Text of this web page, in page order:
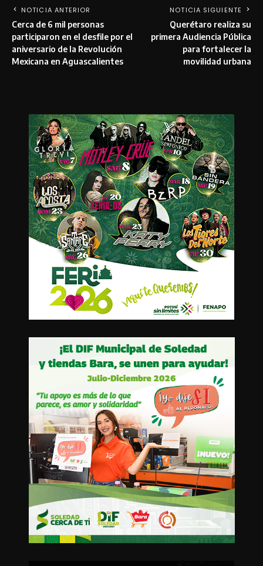
NOTICIA ANTERIOR
Cerca de 6 mil personas
participaron en el desfile por el
aniversario de la Revolución
Mexicana en Aguascalientes
NOTICIA SIGUIENTE
Querétaro realiza su
primera Audiencia Pública
para fortalecer la
movilidad urbana